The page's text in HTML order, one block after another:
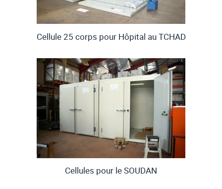
Cellule 25 corps pour Hôpital au TCHAD
Cellules pour le SOUDAN